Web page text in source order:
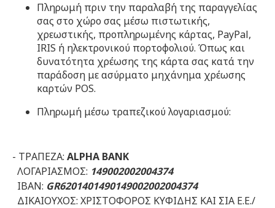
Πληρωμή πριν την παραλαβή της παραγγελίας
σας στο χώρο σας μέσω πιστωτικής,
χρεωστικής, προπληρωμένης κάρτας, PayPal,
IRIS ή ηλεκτρονικού πορτοφολιού. Όπως και
δυνατότητα χρέωσης της κάρτα σας κατά την
παράδοση με ασύρματο μηχάνημα χρέωσης
καρτών POS.
Πληρωμή μέσω τραπεζικού λογαριασμού:
- ΤΡΑΠΕΖΑ: ALPHA BANK
ΛΟΓΑΡΙΑΣΜΟΣ: 149002002004374
ΙΒΑΝ: GR6201401490149002002004374
ΔΙΚΑΙΟΥΧΟΣ: ΧΡΙΣΤΟΦΟΡΟΣ ΚΥΦΙΔΗΣ ΚΑΙ ΣΙΑ Ε.Ε./